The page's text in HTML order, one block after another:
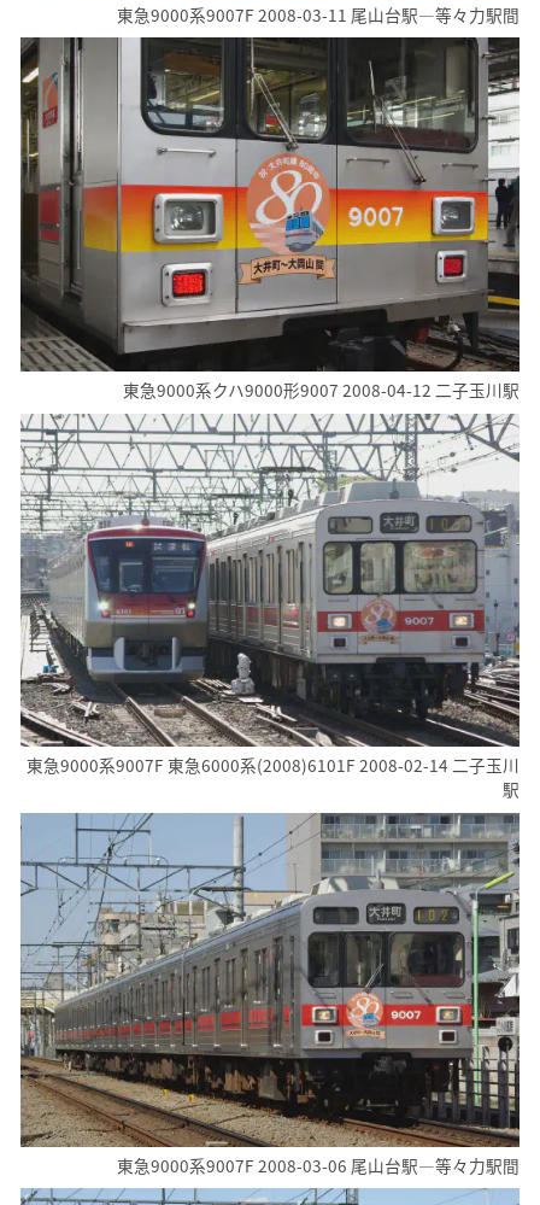
東急9000系9007F 2008-03-11 尾山台駅―等々力駅間
東急9000系クハ9000形9007 2008-04-12 二子玉川駅
東急9000系9007F 東急6000系(2008)6101F 2008-02-14 二子玉川
駅
東急9000系9007F 2008-03-06 尾山台駅―等々力駅間